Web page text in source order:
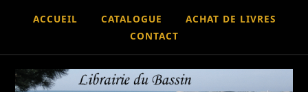
ACCUEIL CATALOGUE
ACHAT DE LIVRES
CONTACT